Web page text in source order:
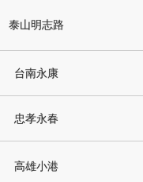
泰山明志路
台南永康
忠孝永春
高雄小港